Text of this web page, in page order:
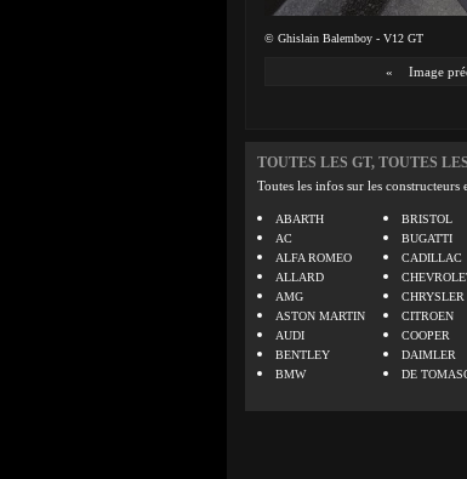
© Ghislain Balemboy - V12 GT
« Image
TOUTES LES GT, TOUTES
Toutes les infos sur les constructeurs
ABARTH
AC
ALFA ROMEO
ALLARD
AMG
ASTON MARTIN
AUDI
BENTLEY
BMW
BRISTOL
BUGATTI
CADILLAC
CHRYSLER
CITROEN
COOPER
DAIMLER
DE